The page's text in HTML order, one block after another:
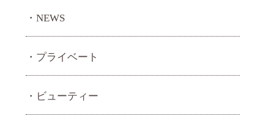
NEWS
プライベート
ビューティー